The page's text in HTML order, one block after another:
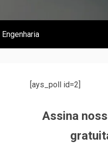
[ays_poll id=2]
Assina